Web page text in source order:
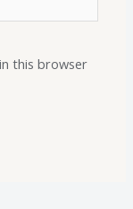
this browser